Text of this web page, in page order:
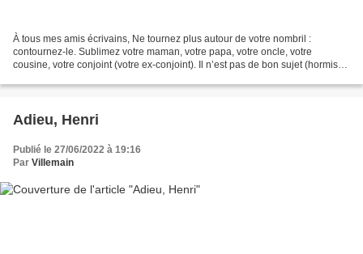
À tous mes amis écrivains, Ne tournez plus autour de votre nombril :
contournez-le. Sublimez votre maman, votre papa, votre oncle, votre
cousine, votre conjoint (votre ex-conjoint). Il n’est pas de bon sujet (hormis
Adieu, Henri
Publié le 27/06/2022 à 19:16
Par Villemain